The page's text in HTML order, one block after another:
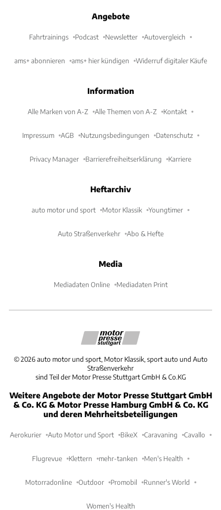
Angebote
Fahrtrainings Podcast Newsletter Autovergleich
ams+ abonnieren ams+ hier kündigen Widerruf digitaler Käufe
Information
Alle Marken von A-Z Alle Themen von A-Z Kontakt
Impressum AGB Nutzungsbedingungen Datenschutz
Privacy Manager Barrierefreiheitserklärung Karriere
Heftarchiv
auto motor und sport Motor Klassik Youngtimer
Auto Straßenverkehr Abo & Hefte
Media
Mediadaten Online Mediadaten Print
©2026 auto motor und sport, Motor Klassik, sport auto und Auto
Straßenverkehr
sind Teil der Motor Presse Stuttgart GmbH & Co.KG
Weitere Angebote der Motor Presse Stuttgart GmbH
& Co. KG & Motor Presse Hamburg GmbH & Co. KG
und deren Mehrheitsbeteiligungen
Aerokurier Auto Motor und Sport BikeX Caravaning Cavallo
Flugrevue Klettern mehr-tanken Men's Health
Motorradonline Outdoor Promobil Runner's World
Women's Health